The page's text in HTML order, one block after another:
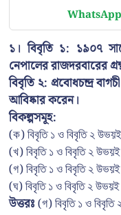
১। বিবৃতি ১: ১৯০৭
নেপালের রাজদরবারের
বিবৃতি ২: প্রবোধচন্দ্র
আবিষ্কার করেন।
বিকল্পসমূহ:
(ক) বিবৃতি ১ ও বিবৃতি ২
(খ) বিবৃতি ১ ও বিবৃতি ২
(গ) বিবৃতি ১ ও বিবৃতি ২
(ঘ) বিবৃতি ১ ও বিবৃতি ২
উত্তরঃ(গ) বিবৃতি ১ ও